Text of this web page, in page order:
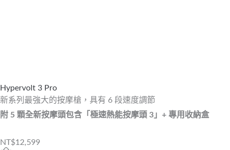
Hypervolt 3 Pro
新系列最強大的按摩槍，具有 6 段速度調節
附 5 顆全新按摩頭包含「極速熱能按摩頭 3」+ 專用收納盒
NT$12,599